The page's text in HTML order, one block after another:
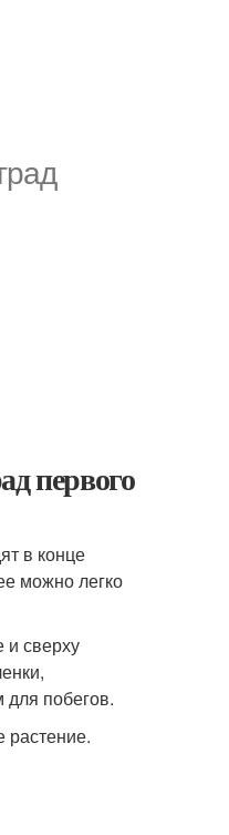
первого
в конце
можно легко
сверху
для побегов.
растение.